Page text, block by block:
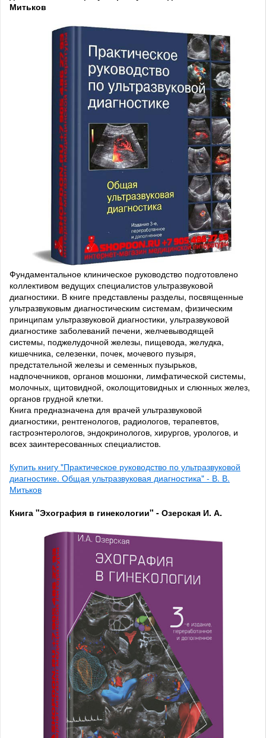
Митьков
Фундаментальное клиническое руководство подготовлено
коллективом ведущих специалистов ультразвуковой
диагностики. В книге представлены разделы, посвященные
ультразвуковым диагностическим системам, физическим
принципам ультразвуковой диагностики, ультразвуковой
диагностике заболеваний печени, желчевыводящей
системы, поджелудочной железы, пищевода, желудка,
кишечника, селезенки, почек, мочевого пузыря,
предстательной железы и семенных пузырьков,
надпочечников, органов мошонки, лимфатической системы,
молочных, щитовидной, околощитовидных и слюнных желез,
органов грудной клетки.
Книга предназначена для врачей ультразвуковой
диагностики, рентгенологов, радиологов, терапевтов,
гастроэнтерологов, эндокринологов, хирургов, урологов, и
всех заинтересованных специалистов.
Купить книгу "Практическое руководство по ультразвуковой
диагностике. Общая ультразвуковая диагностика" - В. В.
Митьков
Книга "Эхография в гинекологии" - Озерская И. А.